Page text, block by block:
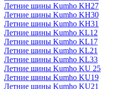
Летние шины Kumho KH27
Летние шины Kumho KH30
Летние шины Kumho KH31
Летние шины Kumho KL12
Летние шины Kumho KL17
Летние шины Kumho KL21
Летние шины Kumho KL33
Летние шины Kumho KU 25
Летние шины Kumho KU19
Летние шины Kumho KU21